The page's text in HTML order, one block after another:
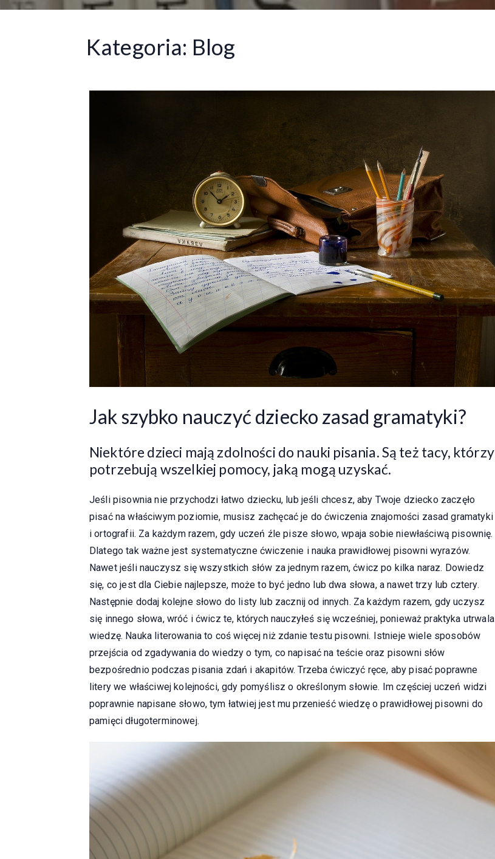
Kategoria: Blog
Jak szybko nauczyć dziecko zasad gramatyki?
Niektóre dzieci mają zdolności do nauki pisania. Są też tacy, którzy
potrzebują wszelkiej pomocy, jaką mogą uzyskać.
Jeśli pisownia nie przychodzi łatwo dziecku, lub jeśli chcesz, aby Twoje dziecko zaczęło
pisać na właściwym poziomie, musisz zachęcać je do ćwiczenia znajomości zasad gramatyki
i ortografii. Za każdym razem, gdy uczeń źle pisze słowo, wpaja sobie niewłaściwą pisownię.
Dlatego tak ważne jest systematyczne ćwiczenie i nauka prawidłowej pisowni wyrazów.
Nawet jeśli nauczysz się wszystkich słów za jednym razem, ćwicz po kilka naraz. Dowiedz
się, co jest dla Ciebie najlepsze, może to być jedno lub dwa słowa, a nawet trzy lub cztery.
Następnie dodaj kolejne słowo do listy lub zacznij od innych. Za każdym razem, gdy uczysz
się innego słowa, wróć i ćwicz te, których nauczyłeś się wcześniej, ponieważ praktyka utrwala
wiedzę. Nauka literowania to coś więcej niż zdanie testu pisowni. Istnieje wiele sposobów
przejścia od zgadywania do wiedzy o tym, co napisać na teście oraz pisowni słów
bezpośrednio podczas pisania zdań i akapitów. Trzeba ćwiczyć ręce, aby pisać poprawne
litery we właściwej kolejności, gdy pomyślisz o określonym słowie. Im częściej uczeń widzi
poprawnie napisane słowo, tym łatwiej jest mu przenieść wiedzę o prawidłowej pisowni do
pamięci długoterminowej.